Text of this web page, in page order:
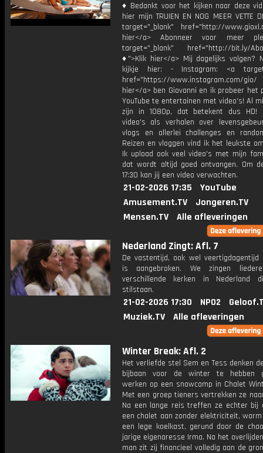
♦ Bedankt voor het kijken naar deze
hier mijn TRUIEN EN NOG MEER VETTE
target="_blank" href="http://
hier</a> Abonneer voor meer
target="_blank" href="http://bit.ly/
♦">Klik hier</a> Mij dagelijks volgen?
kijkje hier: - Instagram: <a
href="https://www.instagram.com/
hier</a> ben Giovanni en ik probeer het
YouTube te entertainen met video's! Al
zijn in 1080p, dat betekent dus HD!
video's als verhalen over
vlogs en allerlei challenges en
Reizen en vloggen vind ik het leukste
Ik upload ook veel video's met mijn
dat wordt altijd goed ontvangen. Om
17:30 kan jij een video verwachten.
21-02-2026 17:35
YouTube
Amusement.TV
Jongeren.TV
Mensen.TV
Alle afleveringen
Nederland Zingt: Afl. 7
De vastentijd, ook wel veertigdagentijd
is aangebroken. We zingen
verschillende kerken in Nederland
stilstaan.
21-02-2026 17:30 NPO2
Muziek.TV
Alle afleveringen
Winter Break: Afl. 2
Het verliefde stel Sem en Tess denken
bijbaan voor de winter te hebben
werken op een snowcamp in Chalet
Met een groep tieners vertrekken ze
Na een lange reis treffen ze echter bij
een chalet aan zonder elektriciteit,
een lege koelkast, gerund door de
jarige eigenaresse Irma. Na het
man zit zij financieel volledig aan de